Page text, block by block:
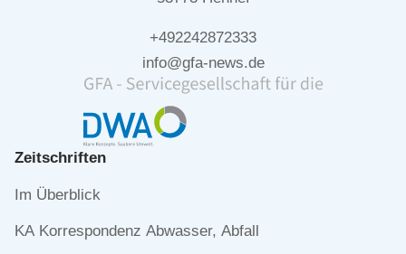
+492242872333
info@gfa-news.de
Zeitschriften
Navigation
Im Überblick
KA Korrespondenz Abwasser, Abfall